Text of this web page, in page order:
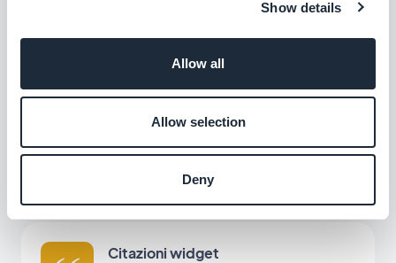
Show details
Allow all
Allow selection
Deny
raccogli dati con l'integrazione del modulo
Gratis
interni o esterni all'app scansionando un
codice QR con il lettore di GoodBarber.
Citazioni widget